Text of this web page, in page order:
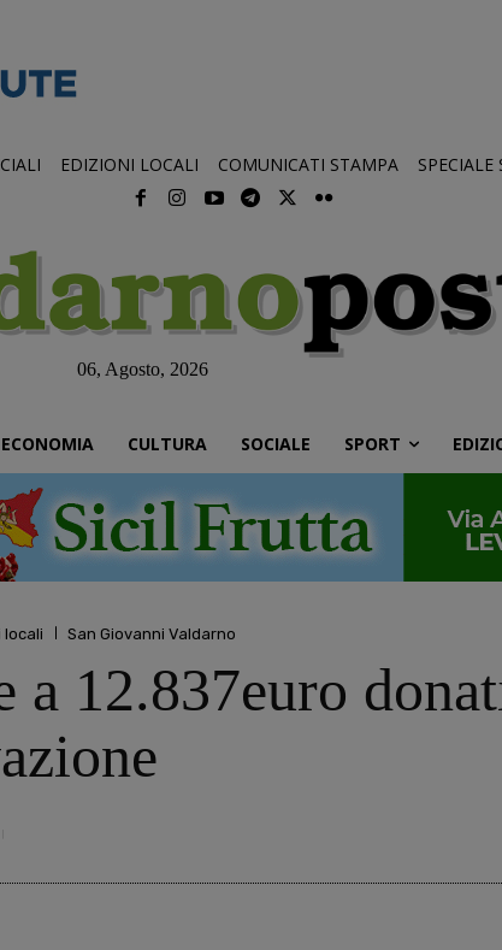
EDIZIONI LOCALI COMUNICATI STAMPA SPECIALE
06, Agosto, 2026
ECONOMIA CULTURA SOCIALE SPORT
locali San Giovanni Valdarno
a 12.837euro